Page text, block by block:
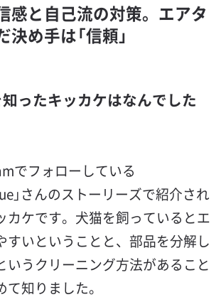
感と自己流の対策。エアタ
め手は「信頼」
ったキッカケはなんでした
でフォローしている
」さんのストーリーズで紹介され
カケです。犬猫を飼っているとエ
すいということと、部品を分解し
いうクリーニング方法があること
知りました。